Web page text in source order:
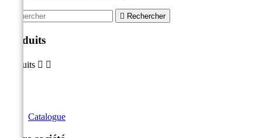
 Rechercher
Produits
Produits  
Catalogue